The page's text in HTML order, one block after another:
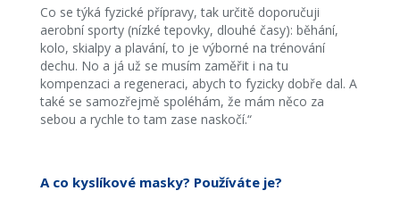
Co se týká fyzické přípravy, tak určitě doporučuji
aerobní sporty (nízké tepovky, dlouhé časy): běhání,
kolo, skialpy a plavání, to je výborné na trénování
dechu. No a já už se musím zaměřit i na tu
kompenzaci a regeneraci, abych to fyzicky dobře dal. A
také se samozřejmě spoléhám, že mám něco za
sebou a rychle to tam zase naskočí.“
A co kyslíkové masky? Používáte je?